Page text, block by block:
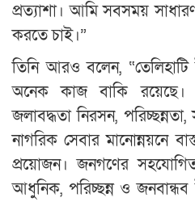
প্রত্যাশা। আমি সবসময়
করতে চাই।”
তিনি আরও বলেন,
অনেক কাজ বাকি রয়েছে।
জলাবদ্ধতা নিরসন, পরিচ্ছন্নতা,
নাগরিক সেবার মানোন্নয়নে
প্রয়োজন। জনগণের
আধুনিক, পরিচ্ছন্ন ও